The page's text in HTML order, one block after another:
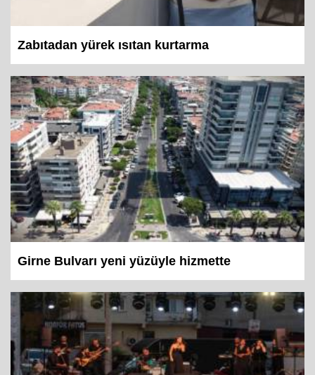
Zabıtadan yürek ısıtan kurtarma
Girne Bulvarı yeni yüzüyle hizmette